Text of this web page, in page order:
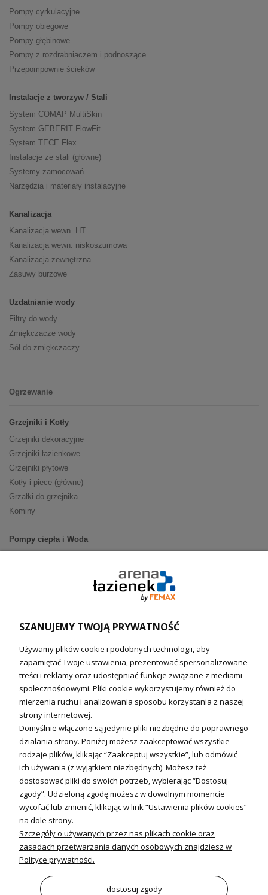
Pompy cyrkulacyjne
Pompy obiegowe
Pompy głębinowe
Pompy z rozdrabniaczem i podnoszące
Przepompownie ścieków
Instalacje z tworzyw / Stali
System COMAP MultiSkin
System GEBERIT FlowFit
System TECE Flex
Instalacje ze stali (główne)
Systemy zamocowań
Narzędzia i materiały instalacyjne
Kanalizacja
Kanalizacja wewn. HT
Kanalizacja wewn. niskoszumowa
Kanalizacja zewnętrzna
Zasuwy burzowe
Uzdatnianie wody
Filtry do wody
Zmiękczacze wody
Sól do zmiękczaczy
Ogrzewanie
Grzejniki i Kotły
Grzejniki dekoracyjne
Grzejniki łazienkowe
Grzejniki płytowe
Kotły i piece (główne)
Grzałki do grzejnika
Kominy
Pompy ciepła i Woda
Ogrzewanie podłogowe (główne)
Technika solarna
Fotowoltanika
Sterowniki i regulatory
Nagrzewnice i kurtyny
Kuchnia i Wentylacja
Kuchnia
Zlewozmywaki
Baterie kuchenne
Młynki do odpadów
Wentylacja i Informacje
Wentylatory
SZANUJEMY TWOJĄ PRYWATNOŚĆ
Używamy plików cookie i podobnych technologii, aby
zapamiętać Twoje ustawienia, prezentować spersonalizowane
treści i reklamy oraz udostępniać funkcje związane z mediami
społecznościowymi. Pliki cookie wykorzystujemy również do
mierzenia ruchu i analizowania sposobu korzystania z naszej
strony internetowej.
Domyślnie włączone są jedynie pliki niezbędne do poprawnego
działania strony. Poniżej możesz zaakceptować wszystkie
rodzaje plików, klikając “Zaakceptuj wszystkie”, lub odmówić
ich używania (z wyjątkiem niezbędnych). Możesz też
dostosować pliki do swoich potrzeb, wybierając “Dostosuj
zgody”. Udzieloną zgodę możesz w dowolnym momencie
wycofać lub zmienić, klikając w link “Ustawienia plików cookies”
na dole strony.
Szczegóły o używanych przez nas plikach cookie oraz
zasadach przetwarzania danych osobowych znajdziesz w
Polityce prywatności.
dostosuj zgody